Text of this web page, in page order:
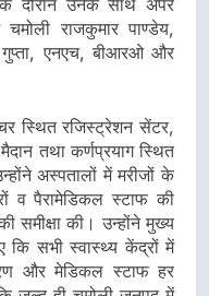
के दौरान उनके साथ अपर
राजकुमार पाण्डेय,
गुप्ता, एनएच, बीआरओ और
स्थित रजिस्ट्रेशन सेंटर,
तथा कर्णप्रयाग स्थित
अस्पतालों में मरीजों के
व पैरामेडिकल स्टाफ की
समीक्षा की। उन्होंने मुख्य
कि सभी स्वास्थ्य केंद्रों में
और मेडिकल स्टाफ हर